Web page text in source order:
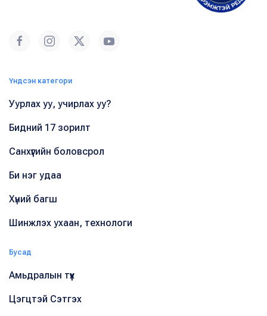
Үндсэн категори
Уурлах уу, учирлах уу?
Бидний 17 зорилт
Санхүүгийн боловсрол
Би нэг удаа
Хүний багш
Шинжлэх ухаан, технологи
Бусад
Амьдралын түүх
Цэгцтэй Сэтгэх